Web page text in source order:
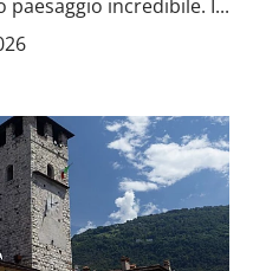
paesaggio incredibile. I...